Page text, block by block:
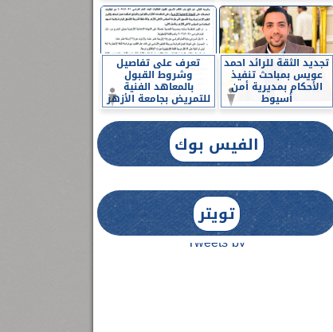
تجديد الثقة للرائد احمد
عويس بمباحث تنفيذ
الأحكام بمديرية أمن
أسيوط
تعرف على تفاصيل
وشروط القبول
بالمعاهد الفنية
للتمريض بجامعة الأزهر
الفيس بوك
تويتر
Tweets by